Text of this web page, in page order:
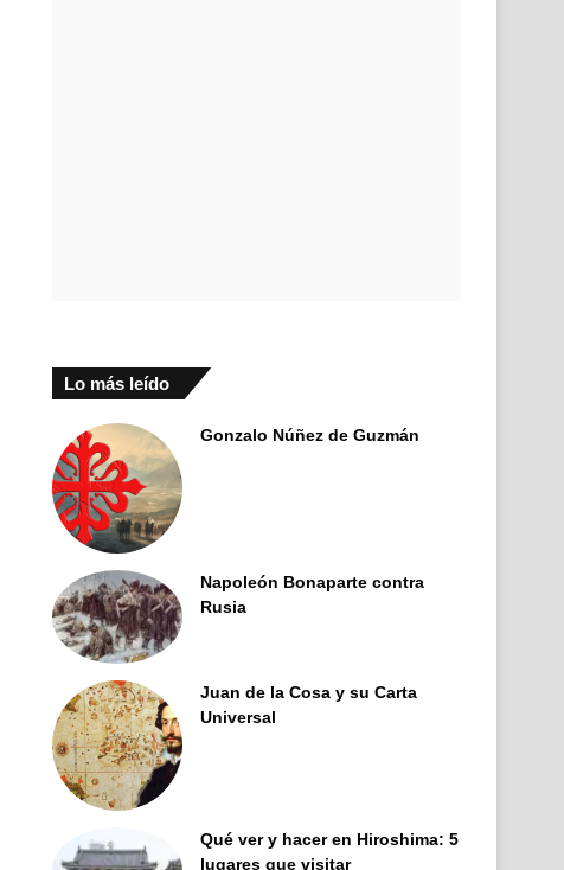
Lo más leído
Gonzalo Núñez de Guzmán
Napoleón Bonaparte contra
Rusia
Juan de la Cosa y su Carta
Universal
Qué ver y hacer en Hiroshima: 5
lugares que visitar